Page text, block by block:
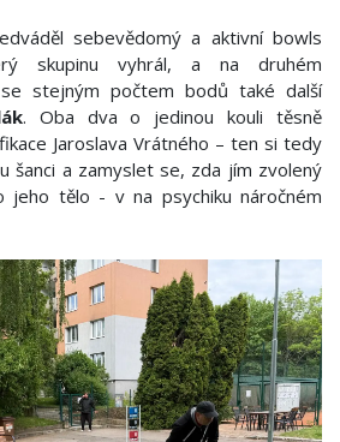
sebevědomý a aktivní bowls
skupinu vyhrál, a na druhém
stejným počtem bodů také další
. Oba dva o jedinou kouli těsně
Jaroslava Vrátného – ten si tedy
šanci a zamyslet se, zda jím zvolený
tělo - v na psychiku náročném